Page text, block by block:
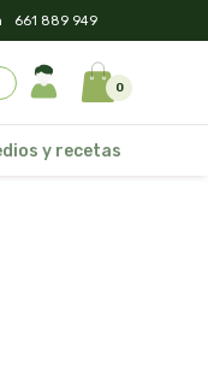
661 889 949
0
y recetas